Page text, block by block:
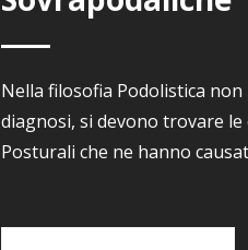
Nella filosofia Podolistica
diagnosi, si devono trovare le
Posturali che ne hanno